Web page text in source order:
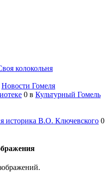
колокольня
Новости Гомеля
0 в Культурный Гомель
историка В.О. Ключевского 0